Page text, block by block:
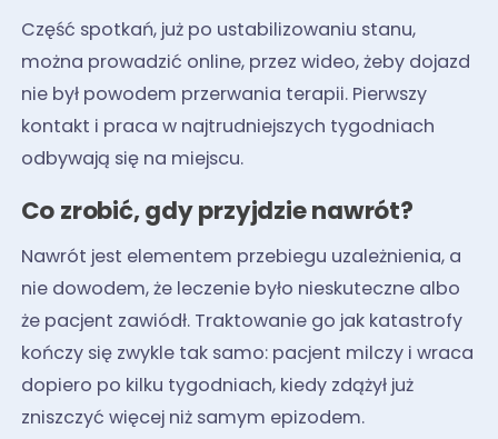
Część spotkań, już po ustabilizowaniu stanu,
można prowadzić online, przez wideo, żeby dojazd
nie był powodem przerwania terapii. Pierwszy
kontakt i praca w najtrudniejszych tygodniach
odbywają się na miejscu.
Co zrobić, gdy przyjdzie nawrót?
Nawrót jest elementem przebiegu uzależnienia, a
nie dowodem, że leczenie było nieskuteczne albo
że pacjent zawiódł. Traktowanie go jak katastrofy
kończy się zwykle tak samo: pacjent milczy i wraca
dopiero po kilku tygodniach, kiedy zdążył już
zniszczyć więcej niż samym epizodem.